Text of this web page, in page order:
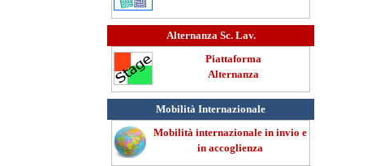
Alternanza Sc. Lav.
Piattaforma
Alternanza
Mobilità Internazionale
Mobilità internazionale in invio e
in accoglienza